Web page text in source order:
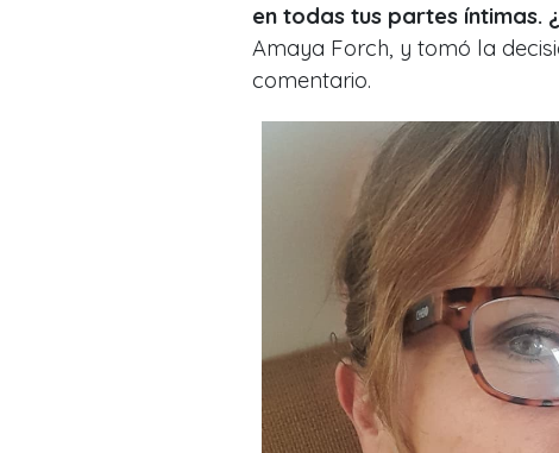
en todas tus partes íntimas.
Amaya Forch, y tomó la
comentario.